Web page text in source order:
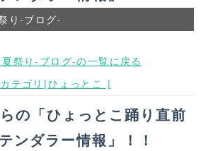
り-ブログ-
祭り-ブログ-の一覧に戻る
テゴリ[ひょっとこ ]
の「ひょっとこ踊り直前
ンダラー情報」！！